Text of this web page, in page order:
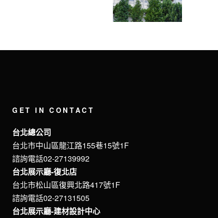
GET IN CONTACT
台北總公司
台北市中山區龍江路155巷15號1F
諮詢電話02-27139992
台北展示廳-復北店
台北市松山區復興北路417號1F
諮詢電話02-27131505
台北展示廳-建材設計中心